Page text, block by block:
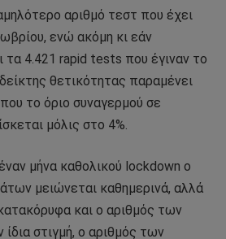
αριθμό τεστ που έχει
ενώ ακόμη κι εάν
τα 4.421 rapid tests που έγιναν το
θετικότητας παραμένει
το όριο συναγερμού σε
μόλις στο 4%.
μήνα καθολικού lockdown ο
μειώνεται καθημερινά, αλλά
και ο αριθμός των
ίδια στιγμή, ο αριθμός των